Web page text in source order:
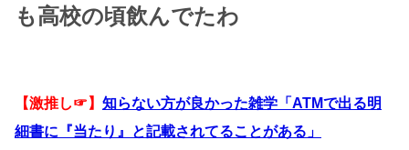
も高校の頃飲んでたわ
【激推し☞】 知らない方が良かった雑学「ATMで出る明
細書に『当たり』と記載されてることがある」